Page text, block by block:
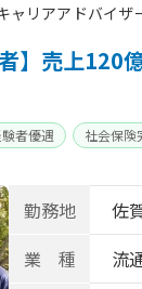
リアアドバイザ
】売上120
者優遇 社会保険
勤務地
佐
業 種
流